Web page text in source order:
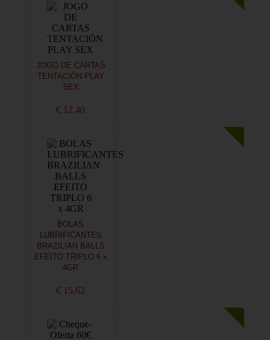
JOGO DE CARTAS
TENTACIÓN PLAY
SEX
€ 12,40
BOLAS
LUBRIFICANTES
BRAZILIAN BALLS
EFEITO TRIPLO 6 x
4GR
€ 15,62